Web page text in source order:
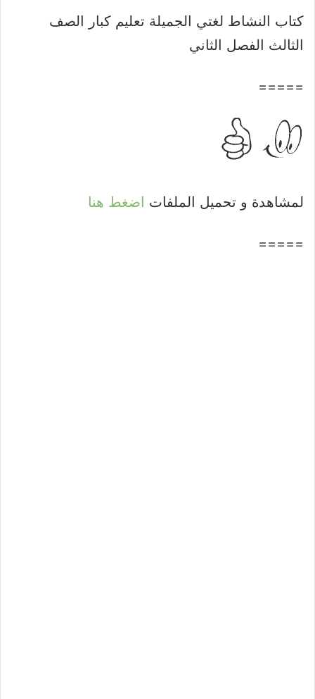
كتاب النشاط لغتي الجميلة تعليم كبار الصف
الثالث الفصل الثاني
=====
لمشاهدة و تحميل الملفات اضغط هنا
=====